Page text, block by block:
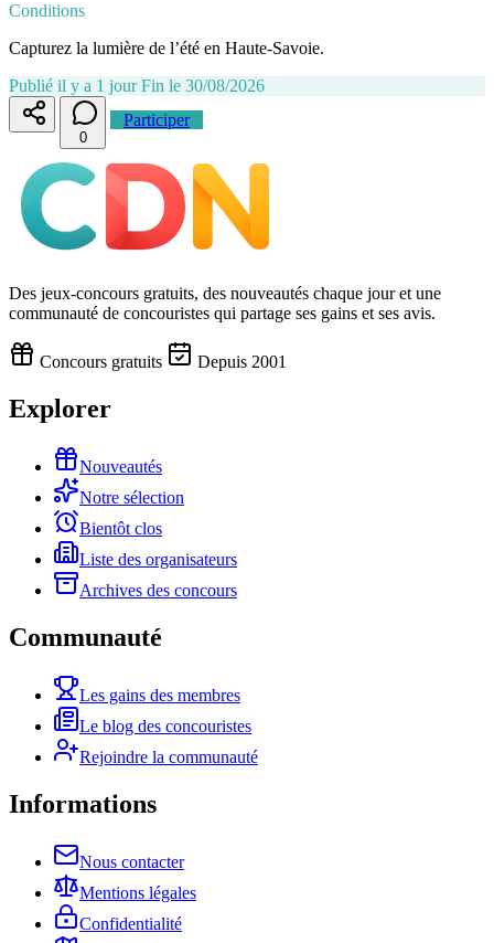
Conditions
Capturez la lumière de l’été en Haute-Savoie.
Publié il y a 1 jour Fin le 30/08/2026
0
Participer
Des jeux-concours gratuits, des nouveautés chaque jour et une
communauté de concouristes qui partage ses gains et ses avis.
Concours gratuits Depuis 2001
Explorer
Nouveautés
Notre sélection
Bientôt clos
Liste des organisateurs
Archives des concours
Communauté
Les gains des membres
Le blog des concouristes
Rejoindre la communauté
Informations
Nous contacter
Mentions légales
Confidentialité